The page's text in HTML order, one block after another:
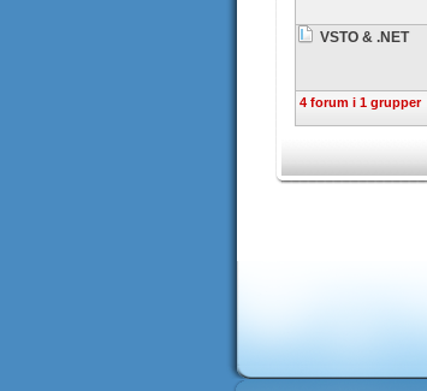
VSTO & .NET
4 forum i 1 grupper